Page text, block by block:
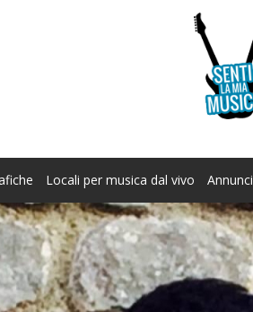
Locali per musica dal vivo Annunci